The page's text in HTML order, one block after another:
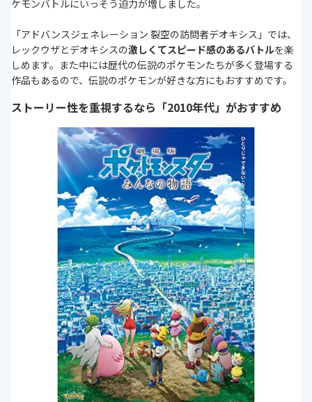
ケモンバトルにいっそう迫力が増しました。
「アドバンスジェネレーション 裂空の訪問者デオキシス」では、
レックウザとデオキシスの激しくてスピード感のあるバトルを楽
しめます。また中には歴代の伝説のポケモンたちが多く登場する
作品もあるので、伝説のポケモンが好きな方にもおすすめです。
ストーリー性を重視するなら「2010年代」がおすすめ